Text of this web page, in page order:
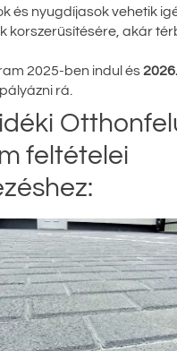
és nyugdíjasok vehetik
korszerűsítésére, akár
2025-ben indul és
rá.
feltételei